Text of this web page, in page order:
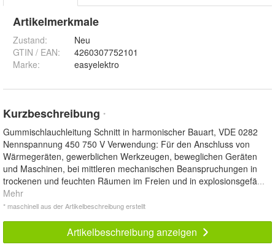
Artikelmerkmale
Zustand:
Neu
GTIN / EAN:
4260307752101
Marke:
easyelektro
Kurzbeschreibung *
Gummischlauchleitung Schnitt in harmonischer Bauart, VDE 0282
Nennspannung 450 750 V Verwendung: Für den Anschluss von
Wärmegeräten, gewerblichen Werkzeugen, beweglichen Geräten
und Maschinen, bei mittleren mechanischen Beanspruchungen in
trockenen und feuchten Räumen im Freien und in explosionsgefä...
Mehr
* maschinell aus der Artikelbeschreibung erstellt
Artikelbeschreibung anzeigen